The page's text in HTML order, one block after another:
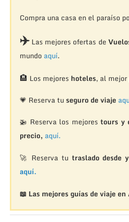
Compra una casa en el paraíso
✈️Las mejores ofertas de
mundo aquí.
🏨 Los mejores hoteles, al mejor
💗 Reserva tu seguro de viaje
🚁 Reserva los mejorestours y
precio, aquí.
🚀 Reserva tu traslado desde
aquí.
📖 Las mejores guías de viaje en